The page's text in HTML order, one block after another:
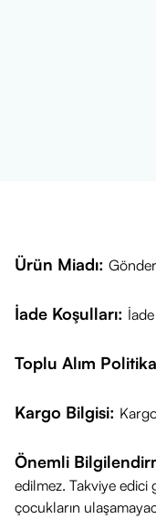
Ürün Miadı:
İade Koşulları:
Toplu Alım
Kargo Bilgisi:
Önemli
edilmez. Takviye edici
çocukların